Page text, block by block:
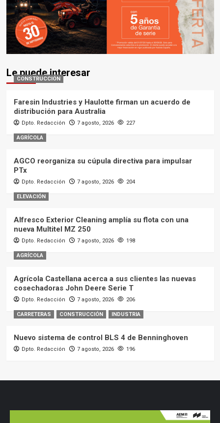
Le puede interesar
CONSTRUCCIÓN
Faresin Industries y Haulotte firman un acuerdo de
distribución para Australia
Dpto. Redacción 7 agosto, 2026 227
AGRÍCOLA
AGCO reorganiza su cúpula directiva para impulsar
PTx
Dpto. Redacción 7 agosto, 2026 204
ELEVACIÓN
Alfresco Exterior Cleaning amplía su flota con una
nueva Multitel MZ 250
Dpto. Redacción 7 agosto, 2026 198
AGRÍCOLA
Agrícola Castellana acerca a sus clientes las nuevas
cosechadoras John Deere Serie T
Dpto. Redacción 7 agosto, 2026 206
CARRETERAS CONSTRUCCIÓN INDUSTRIA
Nuevo sistema de control BLS 4 de Benninghoven
Dpto. Redacción 7 agosto, 2026 196